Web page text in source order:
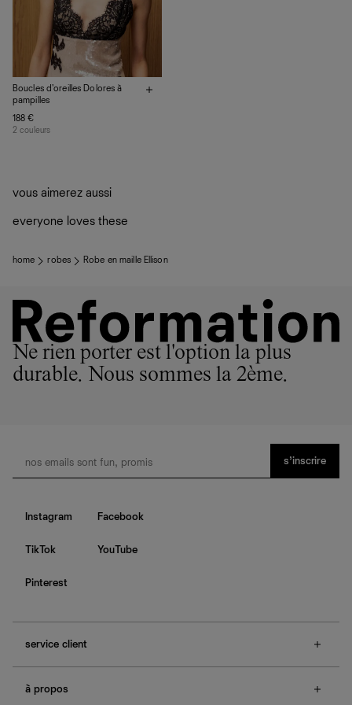
Boucles d'oreilles Dolores à
pampilles
188 €
2 couleurs
vous aimerez aussi
everyone loves these
home robes Robe en maille Ellison
Ne rien porter est l'option la plus
durable. Nous sommes la 2ème.
s’inscrire
Instagram Facebook
TikTok YouTube
Pinterest
service client
contactez-nous
à propos